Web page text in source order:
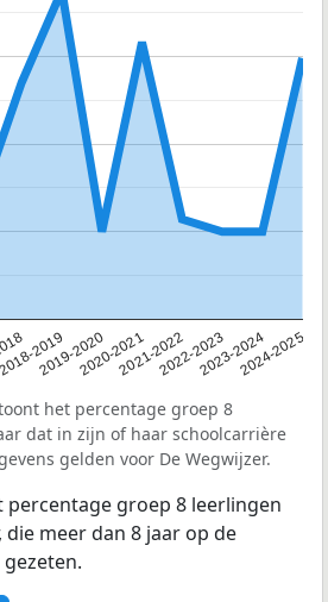
2019
2019-20202020-20212021-20222022-20232023-20242024-2025
het percentage groep 8
dat in zijn of haar schoolcarrière
gelden voor De Wegwijzer.
groep 8 leerlingen
die meer dan 8 jaar op de